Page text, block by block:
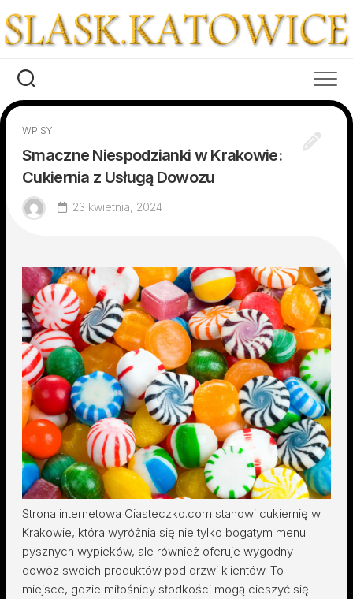
to
content
WPISY
Smaczne Niespodzianki w Krakowie:
Cukiernia z Usługą Dowozu
23 kwietnia, 2024
Strona internetowa Ciasteczko.com stanowi cukiernię w
Krakowie, która wyróżnia się nie tylko bogatym menu
pysznych wypieków, ale również oferuje wygodny
dowóz swoich produktów pod drzwi klientów. To
miejsce, gdzie miłośnicy słodkości mogą cieszyć się